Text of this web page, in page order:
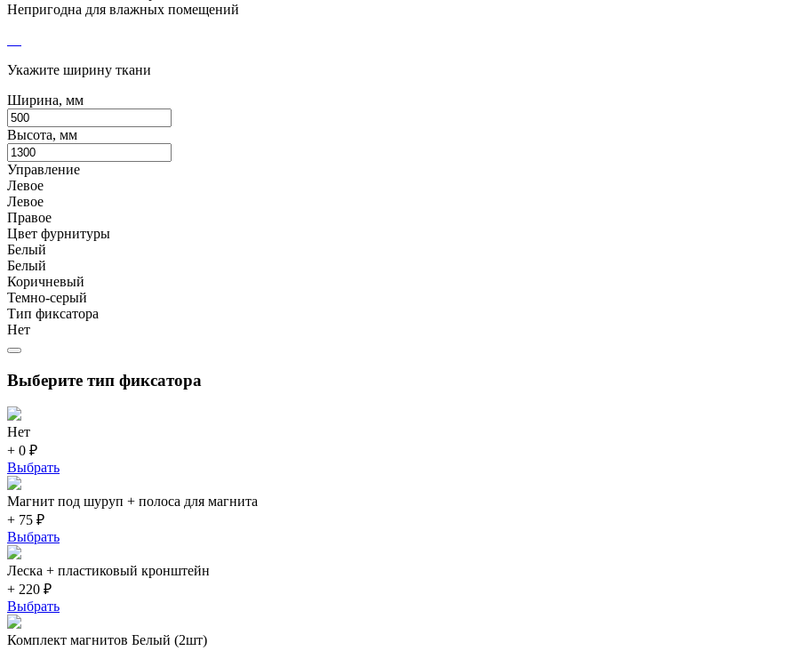
Непригодна для влажных помещений
Укажите ширину ткани
Ширина, мм
Высота, мм
Управление
Левое
Левое
Правое
Цвет фурнитуры
Белый
Белый
Коричневый
Темно-серый
Тип фиксатора
Нет
Выберите тип фиксатора
Нет
+ 0 ₽
Выбрать
Магнит под шуруп + полоса для магнита
+ 75 ₽
Выбрать
Леска + пластиковый кронштейн
+ 220 ₽
Выбрать
Комплект магнитов Белый (2шт)